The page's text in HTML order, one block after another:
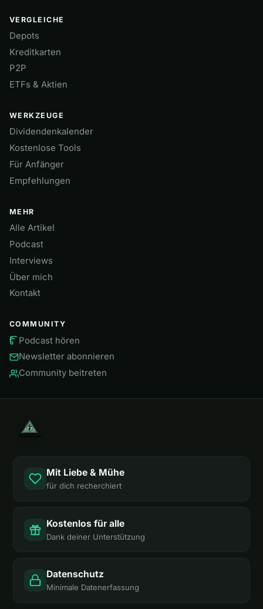
VERGLEICHE
Depots
Kreditkarten
P2P
ETFs & Aktien
WERKZEUGE
Dividendenkalender
Kostenlose Tools
Für Anfänger
Empfehlungen
MEHR
Alle Artikel
Podcast
Interviews
Über mich
Kontakt
COMMUNITY
Podcast hören
Newsletter abonnieren
Community beitreten
Mit Liebe & Mühe
für dich recherchiert
Kostenlos für alle
Dank deiner Unterstützung
Datenschutz
Minimale Datenerfassung